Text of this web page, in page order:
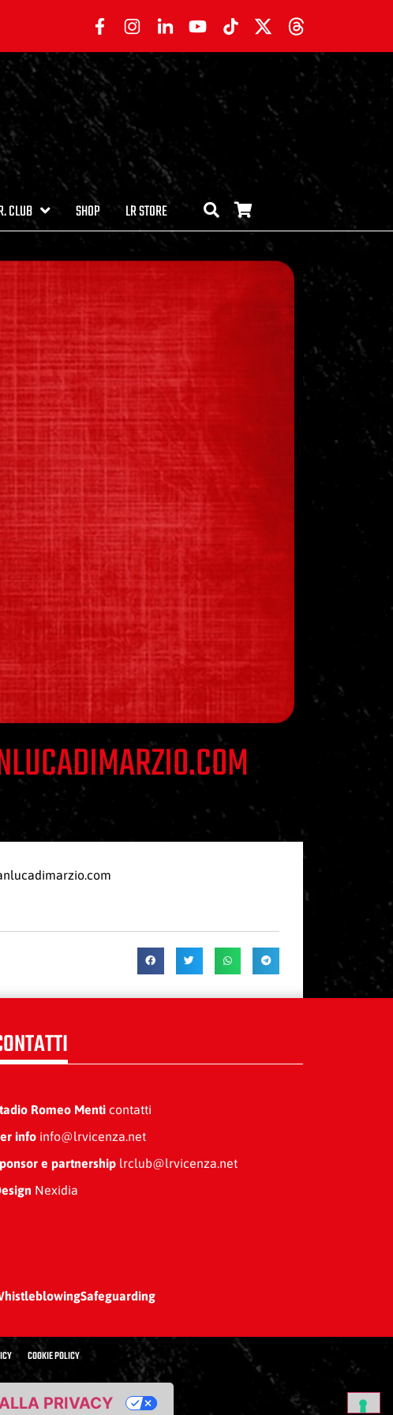
CLUB SHOP LR STORE
Romeo Menticontatti
infoinfo@lrvicenza.net
e partnershiplrclub@lrvicenza.net
Nexidia
Safeguarding
COOKIE POLICY
PRIVACY